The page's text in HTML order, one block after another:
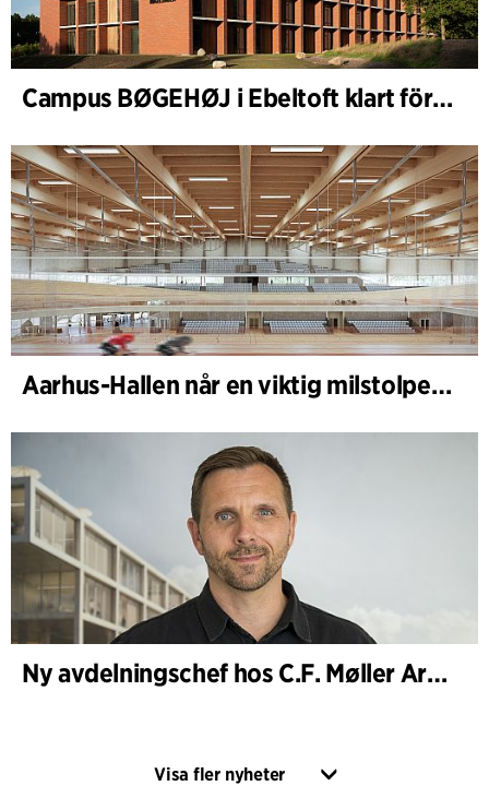
Campus BØGEHØJ i Ebeltoft klart för invigning: Unik träbyggnad färdigställd
Aarhus-Hallen når en viktig milstolpe i den pågående skissprocessen
Ny avdelningschef hos C.F. Møller Architects i Köpenhamn
Visa fler nyheter